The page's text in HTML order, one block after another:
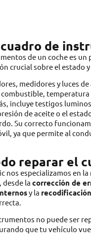
de
de un coche es
crucial sobre el estado
medidores y luces
incluye testigos
de aceite o el
Su correcto
ya que permite al
reparar el
nos especializamos en
desde la corrección de
y la
no puede ser
que tu vehículo